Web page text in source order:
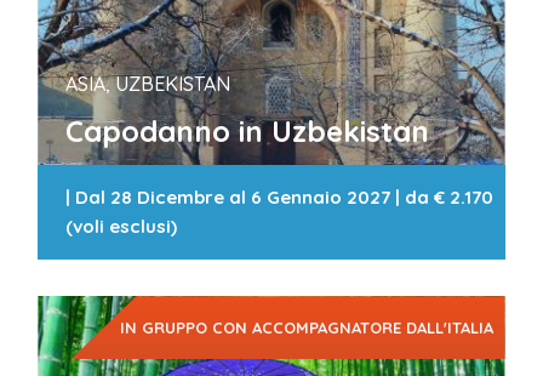
ASIA, UZBEKISTAN
Capodanno in Uzbekistan
| Dal 28 Dicembre al 6 Gennaio 2027 | da€ 2.170
(voli esclusi)
IN GRUPPO CON ACCOMPAGNATORE DALL'ITALIA